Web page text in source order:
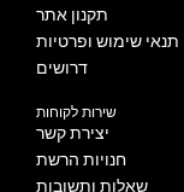
תקנון אתר
תנאי שימוש ופרטיות
דרושים
שירות לקוחות
יצירת קשר
חנויות הרשת
שאלות ותשובות